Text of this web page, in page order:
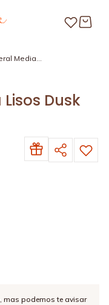
Media
Dusk
mas podemos te avisar